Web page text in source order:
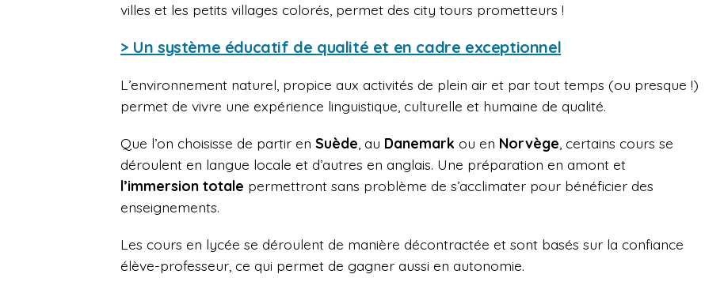
villes et les petits villages colorés, permet des city tours prometteurs !
> Un système éducatif de qualité et en cadre exceptionnel
L’environnement naturel, propice aux activités de plein air et par tout temps (ou presque !)
permet de vivre une expérience linguistique, culturelle et humaine de qualité.
Que l’on choisisse de partir en Suède , au Danemark ou en Norvège , certains cours se
déroulent en langue locale et d’autres en anglais. Une préparation en amont et
l’immersion totale permettront sans problème de s’acclimater pour bénéficier des
enseignements.
Les cours en lycée se déroulent de manière décontractée et sont basés sur la confiance
élève-professeur, ce qui permet de gagner aussi en autonomie.